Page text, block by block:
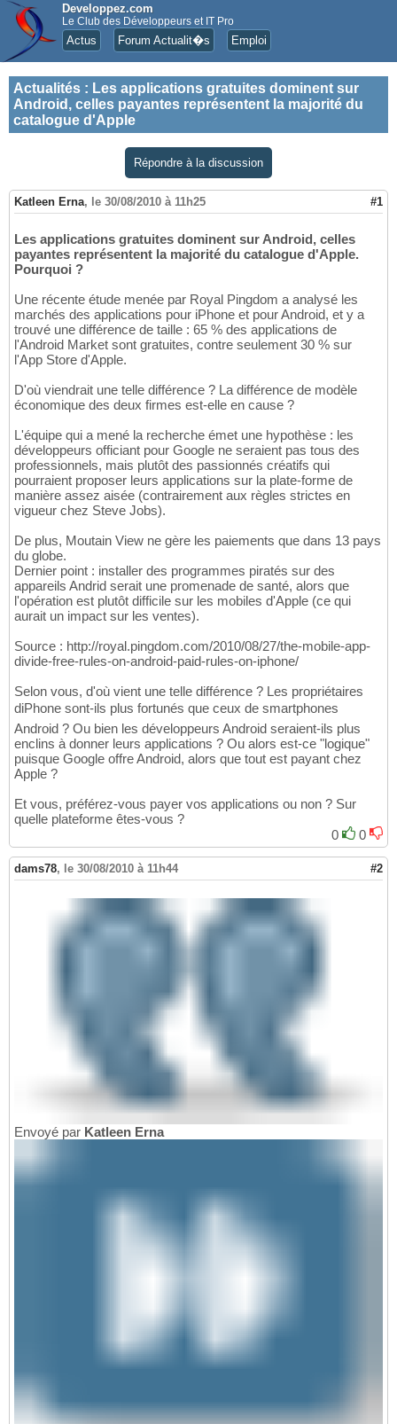
Developpez.com
Le Club des Développeurs et IT Pro
Actus Forum Actualit�s Emploi
Actualités : Les applications gratuites dominent sur
Android, celles payantes représentent la majorité du
catalogue d'Apple
Répondre à la discussion
Katleen Erna, le 30/08/2010 à 11h25 #1
Les applications gratuites dominent sur Android, celles
payantes représentent la majorité du catalogue d'Apple.
Pourquoi ?
Une récente étude menée par Royal Pingdom a analysé les
marchés des applications pour iPhone et pour Android, et y a
trouvé une différence de taille : 65 % des applications de
l'Android Market sont gratuites, contre seulement 30 % sur
l'App Store d'Apple.
D'où viendrait une telle différence ? La différence de modèle
économique des deux firmes est-elle en cause ?
L'équipe qui a mené la recherche émet une hypothèse : les
développeurs officiant pour Google ne seraient pas tous des
professionnels, mais plutôt des passionnés créatifs qui
pourraient proposer leurs applications sur la plate-forme de
manière assez aisée (contrairement aux règles strictes en
vigueur chez Steve Jobs).
De plus, Moutain View ne gère les paiements que dans 13 pays
du globe.
Dernier point : installer des programmes piratés sur des
appareils Andrid serait une promenade de santé, alors que
l'opération est plutôt difficile sur les mobiles d'Apple (ce qui
aurait un impact sur les ventes).
Source : http://royal.pingdom.com/2010/08/27/the-mobile-app-
divide-free-rules-on-android-paid-rules-on-iphone/
Selon vous, d'où vient une telle différence ? Les propriétaires
diPhone sont-ils plus fortunés que ceux de smartphones
Android ? Ou bien les développeurs Android seraient-ils plus
enclins à donner leurs applications ? Ou alors est-ce "logique"
puisque Google offre Android, alors que tout est payant chez
Apple ?
Et vous, préférez-vous payer vos applications ou non ? Sur
quelle plateforme êtes-vous ?
0
0
dams78, le 30/08/2010 à 11h44 #2
Envoyé par Katleen Erna